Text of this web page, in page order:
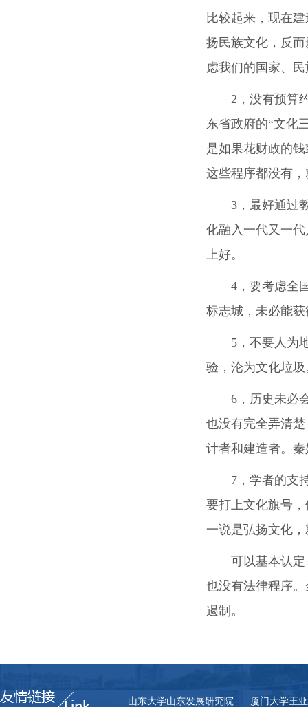
比较起来，现在
扬民族文化，反
虑我们的国家、
2，没有预算
东省政府的“文化
是如果花财政的
这些程序都没有
3，最好通过
化融入一代又一
上好。
4，要考虑全
标志城，未必能
5，不要人为
验，沦为文化垃
6，历史未必
也没有完全弄清
计者和建造者。
7，学者的支
要打上文化旗号
一说是弘扬文化
可以基本认
也没有法律程序
遏制。
山东大学山东发展研究院 厦门大学王